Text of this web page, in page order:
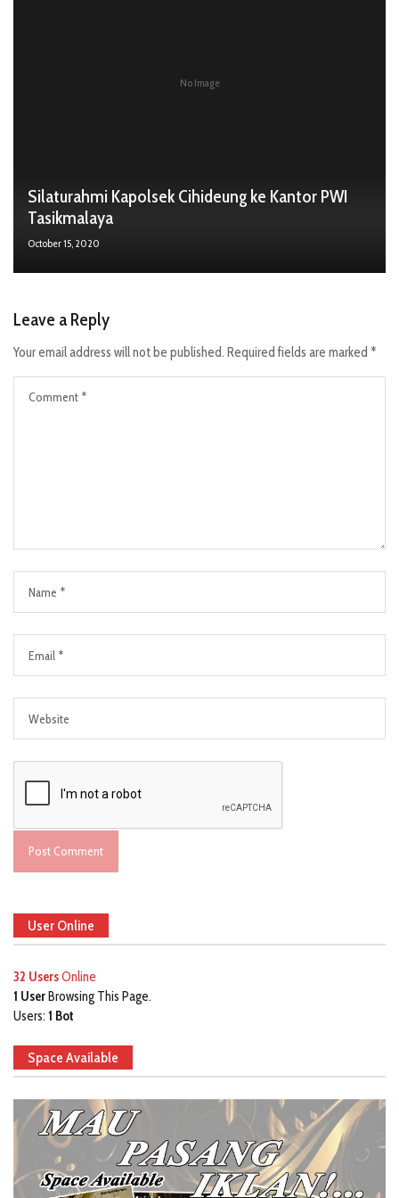
No Image
Silaturahmi Kapolsek Cihideung ke Kantor PWI
Tasikmalaya
October 15, 2020
Leave a Reply
Your email address will not be published. Required fields are marked *
User Online
32 UsersOnline
1 UserBrowsing This Page.
Users: 1 Bot
Space Available